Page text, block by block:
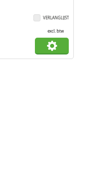
VERLANGLIJST
excl. btw